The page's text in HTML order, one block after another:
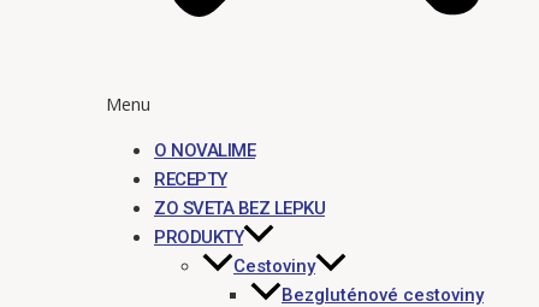
Menu
O NOVALIME
RECEPTY
ZO SVETA BEZ LEPKU
PRODUKTY
Cestoviny
Bezgluténové cestoviny